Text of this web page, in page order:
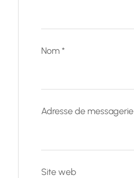
Nom*
Adresse de messagerie
Site web